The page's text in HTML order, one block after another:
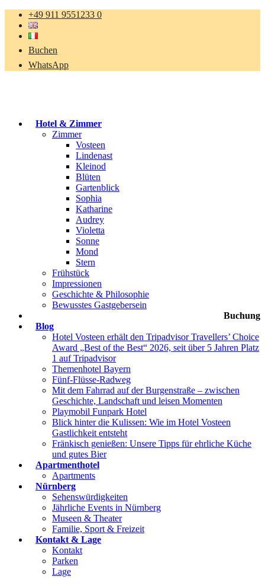
+49 911 9551233 0
Buchen
WhatsApp
Hotel & Zimmer
Zimmer
Vosteen
Lindenast
Kleinod
Blüten
Gartenblick
Sophia
Katharine
Audrey
Violetta
Sonne
Mond
Stern
Frühstück
Impressionen
Geschichte & Philosophie
Bewusstes Gastgebersein
Buchung
Blog
Hotel Vosteen erhält den Tripadvisor Travellers’ Choice
Award „Best of the Best“ 2026, seit über 5 Jahren Platz
1 auf Tripadvisor
Themenhotel Bayern
Fünf-Flüsse-Radweg
Mit dem Fahrrad auf der Burgenstraße – zwischen
Geschichte, Landschaft und leisen Momenten
Playmobil Funpark Hotel
Blick hinter die Kulissen: Wie im Hotel Vosteen
Gastlichkeit entsteht
Fränkisch genießen: Unsere Tipps für ehrliche Küche
und gutes Bier
Apartmenthotel
Apartments
Nürnberg
Sehenswürdigkeiten
Jährliche Events in Nürnberg
Museen & Theater
Familie, Sport & Freizeit
Kontakt & Lage
Kontakt
Parken
Lage